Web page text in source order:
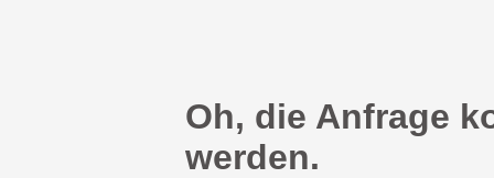
Oh, die Anfrage
werden.